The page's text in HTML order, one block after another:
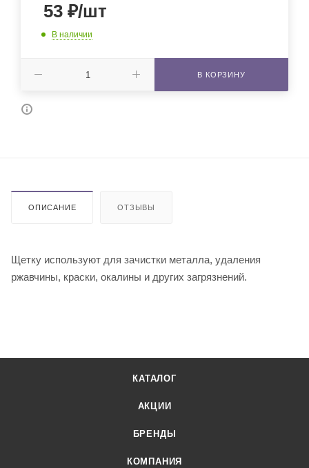
53 ₽/шт
В наличии
В КОРЗИНУ
ОПИСАНИЕ ОТЗЫВЫ
Щетку используют для зачистки металла, удаления
ржавчины, краски, окалины и других загрязнений.
КАТАЛОГ
АКЦИИ
БРЕНДЫ
КОМПАНИЯ